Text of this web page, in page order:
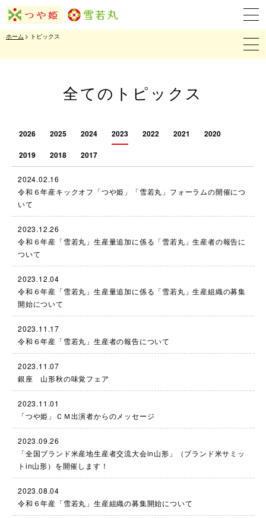
ホーム > トピックス
全てのトピックス
2026 2025 2024 2023 2022 2021
2020
2019
2018 2017
2024.02.16
令和６年産キックオフ「つや姫」「雪若丸」フォーラムの開催につ
いて
2023.12.26
令和６年産「雪若丸」生産量追加に係る「雪若丸」生産者の報告に
ついて
2023.12.04
令和６年産「雪若丸」生産量追加に係る「雪若丸」生産組織の募集
開始について
2023.11.17
令和６年産「雪若丸」生産者の報告について
2023.11.07
銀座 山形秋の味覚フェア
2023.11.01
「つや姫」ＣＭ出演者からのメッセージ
2023.09.26
「全国ブランド米産地生産者交流大会in山形」（ブランド米サミッ
トin山形）を開催します！
2023.08.04
令和６年産「雪若丸」生産組織の募集開始について